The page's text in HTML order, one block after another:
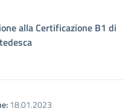
alla Certificazione B1 di
18.01.2023